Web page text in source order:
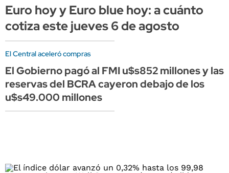
Euro hoy y Euro blue hoy: a cuánto
cotiza este jueves 6 de agosto
El Central aceleró compras
El Gobierno pagó al FMI u$s852 millones y las
reservas del BCRA cayeron debajo de los
u$s49.000 millones